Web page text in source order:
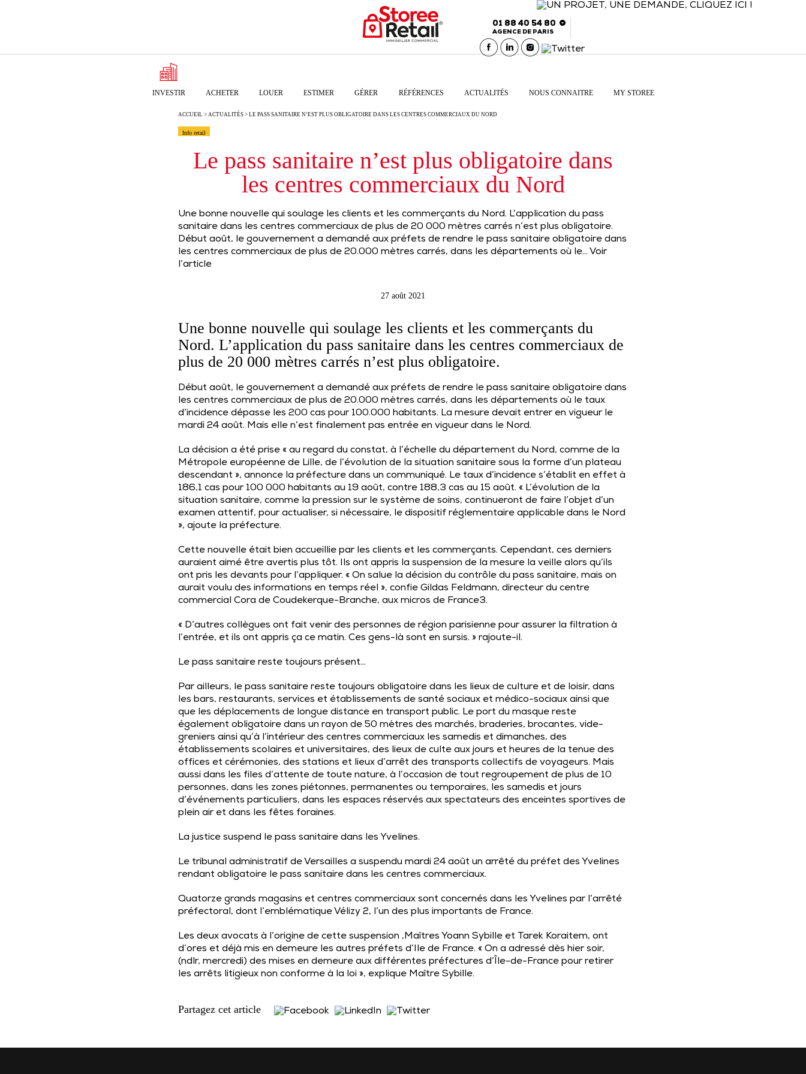
01 88 40 54 80
AGENCE DE PARIS
INVESTIR ACHETER LOUER ESTIMER GÉRER RÉFÉRENCES ACTUALITÉS NOUS CONNAITRE MY STOREE
ACCUEIL > ACTUALITÉS > LE PASS SANITAIRE N’EST PLUS OBLIGATOIRE DANS LES CENTRES COMMERCIAUX DU NORD
Info retail
Le pass sanitaire n’est plus obligatoire dans
les centres commerciaux du Nord
Une bonne nouvelle qui soulage les clients et les commerçants du Nord. L’application du pass
sanitaire dans les centres commerciaux de plus de 20 000 mètres carrés n’est plus obligatoire.
Début août, le gouvernement a demandé aux préfets de rendre le pass sanitaire obligatoire dans
les centres commerciaux de plus de 20.000 mètres carrés, dans les départements où le… Voir
l’article
27 août 2021
Une bonne nouvelle qui soulage les clients et les commerçants du
Nord. L’application du pass sanitaire dans les centres commerciaux de
plus de 20 000 mètres carrés n’est plus obligatoire.
Début août, le gouvernement a demandé aux préfets de rendre le pass sanitaire obligatoire dans
les centres commerciaux de plus de 20.000 mètres carrés, dans les départements où le taux
d’incidence dépasse les 200 cas pour 100.000 habitants. La mesure devait entrer en vigueur le
mardi 24 août. Mais elle n’est finalement pas entrée en vigueur dans le Nord.
La décision a été prise « au regard du constat, à l’échelle du département du Nord, comme de la
Métropole européenne de Lille, de l’évolution de la situation sanitaire sous la forme d’un plateau
descendant », annonce la préfecture dans un communiqué. Le taux d’incidence s’établit en effet à
186,1 cas pour 100 000 habitants au 19 août, contre 188,3 cas au 15 août. « L’évolution de la
situation sanitaire, comme la pression sur le système de soins, continueront de faire l’objet d’un
examen attentif, pour actualiser, si nécessaire, le dispositif réglementaire applicable dans le Nord
», ajoute la préfecture.
Cette nouvelle était bien accueillie par les clients et les commerçants. Cependant, ces derniers
auraient aimé être avertis plus tôt. Ils ont appris la suspension de la mesure la veille alors qu’ils
ont pris les devants pour l’appliquer. « On salue la décision du contrôle du pass sanitaire, mais on
aurait voulu des informations en temps réel », confie Gildas Feldmann, directeur du centre
commercial Cora de Coudekerque-Branche, aux micros de France3.
« D’autres collègues ont fait venir des personnes de région parisienne pour assurer la filtration à
l’entrée, et ils ont appris ça ce matin. Ces gens-là sont en sursis. » rajoute-il.
Le pass sanitaire reste toujours présent…
Par ailleurs, le pass sanitaire reste toujours obligatoire dans les lieux de culture et de loisir, dans
les bars, restaurants, services et établissements de santé sociaux et médico-sociaux ainsi que
que les déplacements de longue distance en transport public. Le port du masque reste
également obligatoire dans un rayon de 50 mètres des marchés, braderies, brocantes, vide-
greniers ainsi qu’à l’intérieur des centres commerciaux les samedis et dimanches, des
établissements scolaires et universitaires, des lieux de culte aux jours et heures de la tenue des
offices et cérémonies, des stations et lieux d’arrêt des transports collectifs de voyageurs. Mais
aussi dans les files d’attente de toute nature, à l’occasion de tout regroupement de plus de 10
personnes, dans les zones piétonnes, permanentes ou temporaires, les samedis et jours
d’événements particuliers, dans les espaces réservés aux spectateurs des enceintes sportives de
plein air et dans les fêtes foraines.
La justice suspend le pass sanitaire dans les Yvelines.
Le tribunal administratif de Versailles a suspendu mardi 24 août un arrêté du préfet des Yvelines
rendant obligatoire le pass sanitaire dans les centres commerciaux.
Quatorze grands magasins et centres commerciaux sont concernés dans les Yvelines par l’arrêté
préfectoral, dont l’emblématique Vélizy 2, l’un des plus importants de France.
Les deux avocats à l’origine de cette suspension ,Maîtres Yoann Sybille et Tarek Koraitem, ont
d’ores et déjà mis en demeure les autres préfets d’Ile de France. « On a adressé dès hier soir,
(ndlr, mercredi) des mises en demeure aux différentes préfectures d’Île-de-France pour retirer
les arrêts litigieux non conforme à la loi », explique Maître Sybille.
Partagez cet article